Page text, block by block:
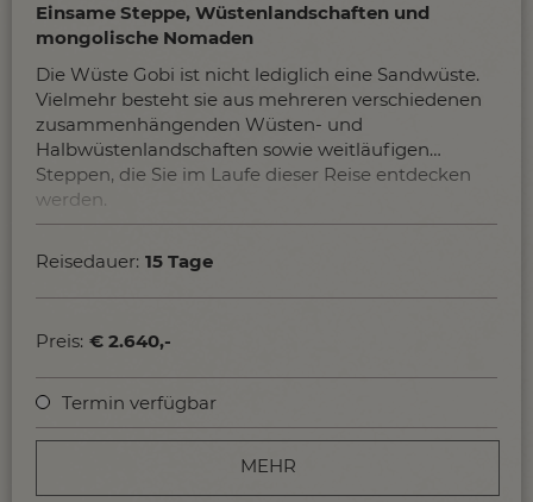
Einsame Steppe, Wüstenlandschaften und
mongolische Nomaden
Die Wüste Gobi ist nicht lediglich eine Sandwüste.
Vielmehr besteht sie aus mehreren verschiedenen
zusammenhängenden Wüsten- und
Halbwüstenlandschaften sowie weitläufigen
Steppen, die Sie im Laufe dieser Reise entdecken
werden.
Reisedauer: 15 Tage
Preis: € 2.640,-
Termin verfügbar
MEHR